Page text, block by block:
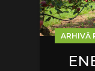
ARHIVĂ